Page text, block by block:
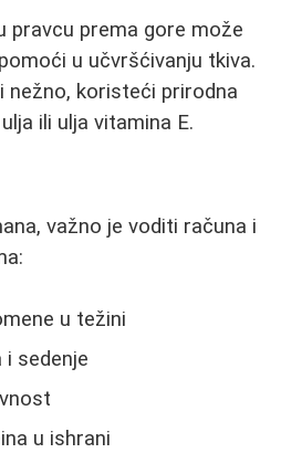
pravcu prema gore može
u učvršćivanju tkiva.
nežno, koristeći prirodna
ili ulja vitamina E.
važno je voditi računa i
u težini
i sedenje
u ishrani